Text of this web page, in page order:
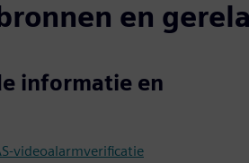
en
informatie en
videoalarmverificatie